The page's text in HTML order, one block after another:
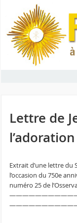
Lettre de
Extrait d’une lettre du
l’occasion du 750e
numéro 25 de